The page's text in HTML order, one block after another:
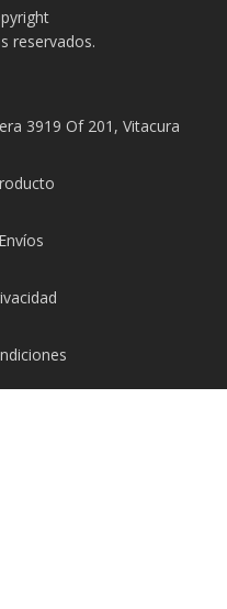
reservados.
3919 Of 201, Vitacura